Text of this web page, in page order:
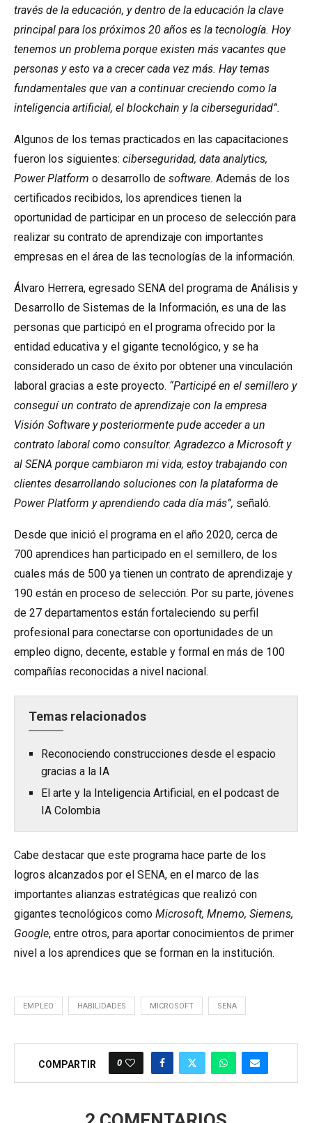
través de la educación, y dentro de la educación la clave
principal para los próximos 20 años es la tecnología. Hoy
tenemos un problema porque existen más vacantes que
personas y esto va a crecer cada vez más. Hay temas
fundamentales que van a continuar creciendo como la
inteligencia artificial, el blockchain y la ciberseguridad”.
Algunos de los temas practicados en las capacitaciones
fueron los siguientes: ciberseguridad, data analytics,
Power Platform o desarrollo de software. Además de los
certificados recibidos, los aprendices tienen la
oportunidad de participar en un proceso de selección para
realizar su contrato de aprendizaje con importantes
empresas en el área de las tecnologías de la información.
Álvaro Herrera, egresado SENA del programa de Análisis y
Desarrollo de Sistemas de la Información, es una de las
personas que participó en el programa ofrecido por la
entidad educativa y el gigante tecnológico, y se ha
considerado un caso de éxito por obtener una vinculación
laboral gracias a este proyecto. “Participé en el semillero y
conseguí un contrato de aprendizaje con la empresa
Visión Software y posteriormente pude acceder a un
contrato laboral como consultor. Agradezco a Microsoft y
al SENA porque cambiaron mi vida, estoy trabajando con
clientes desarrollando soluciones con la plataforma de
Power Platform y aprendiendo cada día más”, señaló.
Desde que inició el programa en el año 2020, cerca de
700 aprendices han participado en el semillero, de los
cuales más de 500 ya tienen un contrato de aprendizaje y
190 están en proceso de selección. Por su parte, jóvenes
de 27 departamentos están fortaleciendo su perfil
profesional para conectarse con oportunidades de un
empleo digno, decente, estable y formal en más de 100
compañías reconocidas a nivel nacional.
Temas relacionados
Reconociendo construcciones desde el espacio
gracias a la IA
El arte y la Inteligencia Artificial, en el podcast de
IA Colombia
Cabe destacar que este programa hace parte de los
logros alcanzados por el SENA, en el marco de las
importantes alianzas estratégicas que realizó con
gigantes tecnológicos como Microsoft, Mnemo, Siemens,
Google, entre otros, para aportar conocimientos de primer
nivel a los aprendices que se forman en la institución.
EMPLEO HABILIDADES MICROSOFT SENA
COMPARTIR 0